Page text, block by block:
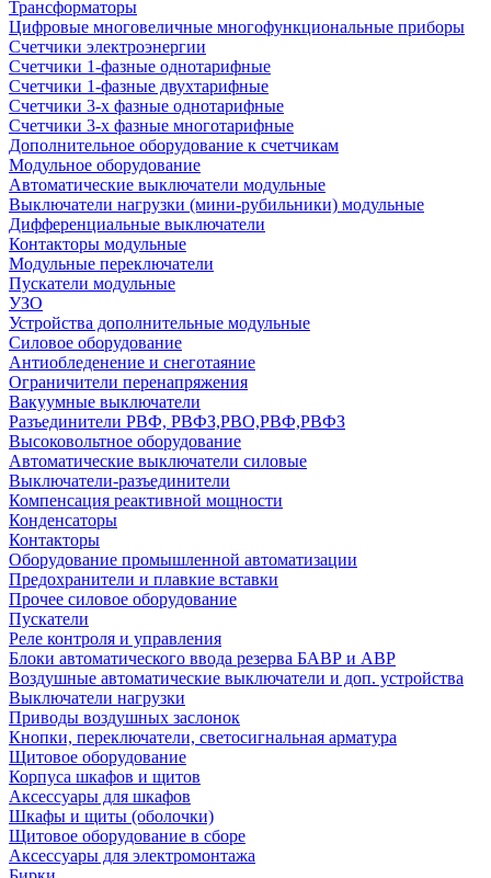
Трансформаторы
Цифровые многовеличные многофункциональные приборы
Счетчики электроэнергии
Счетчики 1-фазные однотарифные
Счетчики 1-фазные двухтарифные
Счетчики 3-х фазные однотарифные
Счетчики 3-х фазные многотарифные
Дополнительное оборудование к счетчикам
Модульное оборудование
Автоматические выключатели модульные
Выключатели нагрузки (мини-рубильники) модульные
Дифференциальные выключатели
Контакторы модульные
Модульные переключатели
Пускатели модульные
УЗО
Устройства дополнительные модульные
Силовое оборудование
Антиобледенение и снеготаяние
Ограничители перенапряжения
Вакуумные выключатели
Разъединители РВФ, РВФЗ,РВО,РВФ,РВФЗ
Высоковольтное оборудование
Автоматические выключатели cиловые
Выключатели-разъединители
Компенсация реактивной мощности
Конденсаторы
Контакторы
Оборудование промышленной автоматизации
Предохранители и плавкие вставки
Прочее силовое оборудование
Пускатели
Реле контроля и управления
Блоки автоматического ввода резерва БАВР и АВР
Воздушные автоматические выключатели и доп. устройства
Выключатели нагрузки
Приводы воздушных заслонок
Кнопки, переключатели, светосигнальная арматура
Щитовое оборудование
Корпуса шкафов и щитов
Аксессуары для шкафов
Шкафы и щиты (оболочки)
Щитовое оборудование в сборе
Аксессуары для электромонтажа